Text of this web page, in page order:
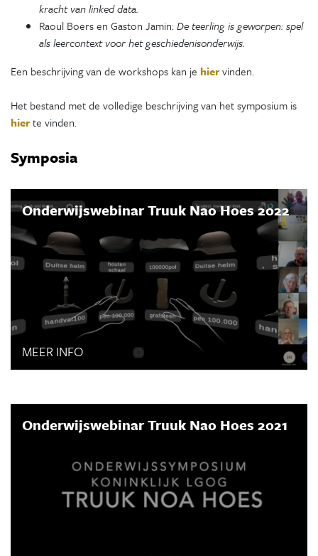
kracht van linked data.
Raoul Boers en Gaston Jamin:De teerling is geworpen: spel
als leercontext voor het geschiedenisonderwijs.
Een beschrijving van de workshops kan je hiervinden.
Het bestand met de volledige beschrijving van het symposium is
hierte vinden.
Symposia
Onderwijswebinar Truuk Nao Hoes 2022
MEER INFO
Onderwijswebinar Truuk Nao Hoes 2021